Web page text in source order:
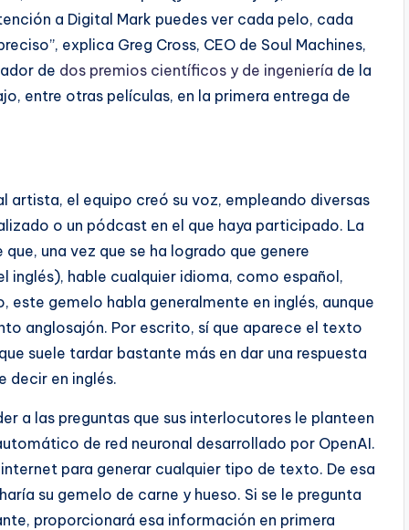
a Digital Mark puedes ver cada pelo, cada
explica Greg Cross, CEO de Soul Machines,
de dos premios científicos y de ingeniería de la
entre otras películas, en la primera entrega de
artista, el equipo creó su voz, empleando diversas
o un pódcast en el que haya participado. La
una vez que se ha logrado que genere
hable cualquier idioma, como español,
gemelo habla generalmente en inglés, aunque
anglosajón. Por escrito, sí que aparece el texto
suele tardar bastante más en dar una respuesta
decir en inglés.
a las preguntas que sus interlocutores le planteen
de red neuronal desarrollado por OpenAI.
para generar cualquier tipo de texto. De esa
su gemelo de carne y hueso. Si se le pregunta
proporcionará esa información en primera